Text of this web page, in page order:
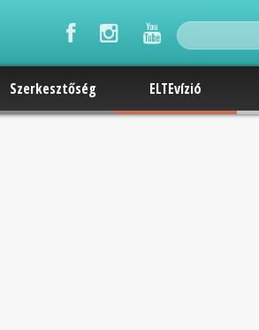
Szerkesztőség ELTEvízió